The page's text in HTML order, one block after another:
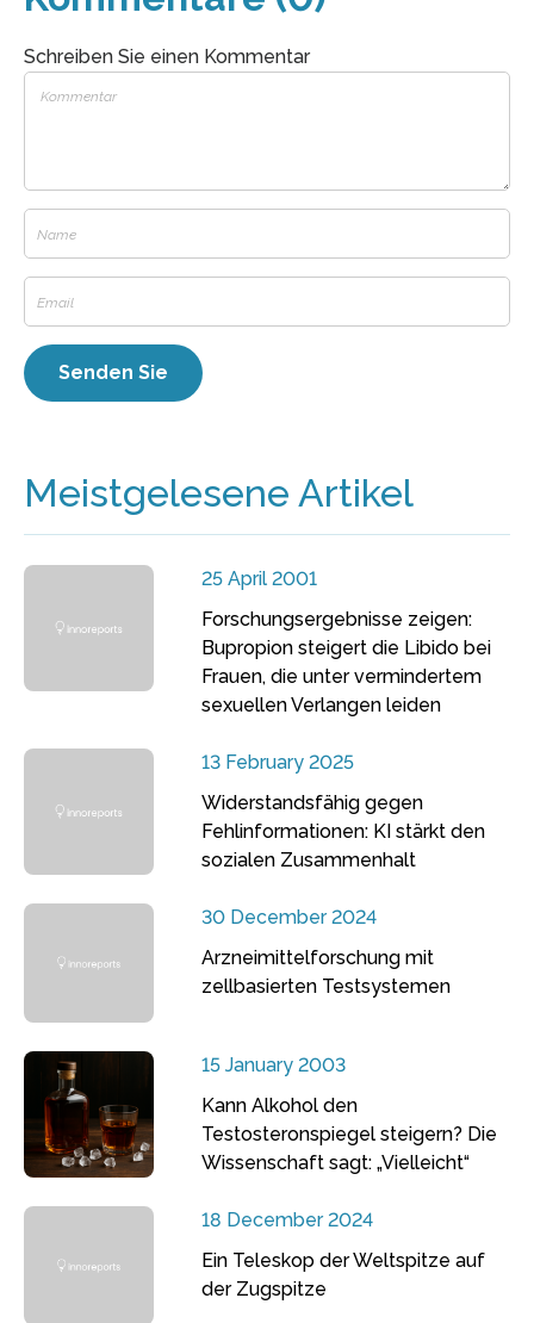
Schreiben Sie einen Kommentar
Meistgelesene Artikel
25 April 2001
Forschungsergebnisse zeigen:
Bupropion steigert die Libido bei
Frauen, die unter vermindertem
sexuellen Verlangen leiden
13 February 2025
Widerstandsfähig gegen
Fehlinformationen: KI stärkt den
sozialen Zusammenhalt
30 December 2024
Arzneimittelforschung mit
zellbasierten Testsystemen
15 January 2003
Kann Alkohol den
Testosteronspiegel steigern? Die
Wissenschaft sagt: „Vielleicht“
18 December 2024
Ein Teleskop der Weltspitze auf
der Zugspitze